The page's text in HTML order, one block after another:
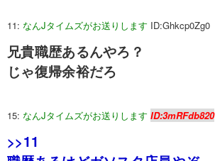
11: なんJタイムズがお送りします ID:Ghkcp0Zg0
兄貴職歴あるんやろ？
じゃ復帰余裕だろ
15: なんJタイムズがお送りします ID:3mRFdb820
>>11